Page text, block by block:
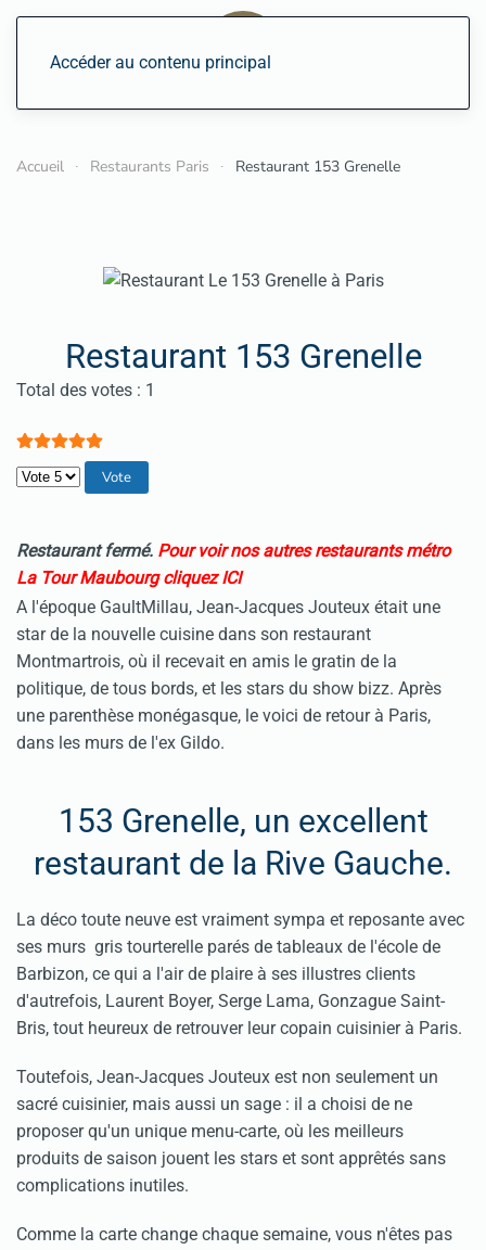
Accéder au contenu principal
Accueil Restaurants Paris Restaurant 153 Grenelle
Restaurant 153 Grenelle
Vote utilisateur:5/
Total des votes : 1
Veuillez voter
Restaurant fermé. Pour voir nos autres restaurants métro
La Tour Maubourg cliquez ICI
A l'époque GaultMillau, Jean-Jacques Jouteux était une
star de la nouvelle cuisine dans son restaurant
Montmartrois, où il recevait en amis le gratin de la
politique, de tous bords, et les stars du show bizz. Après
une parenthèse monégasque, le voici de retour à Paris,
dans les murs de l'ex Gildo.
153 Grenelle, un excellent
restaurant de la Rive Gauche.
La déco toute neuve est vraiment sympa et reposante avec
ses murs gris tourterelle parés de tableaux de l'école de
Barbizon, ce qui a l'air de plaire à ses illustres clients
d'autrefois, Laurent Boyer, Serge Lama, Gonzague Saint-
Bris, tout heureux de retrouver leur copain cuisinier à Paris.
Toutefois, Jean-Jacques Jouteux est non seulement un
sacré cuisinier, mais aussi un sage : il a choisi de ne
proposer qu'un unique menu-carte, où les meilleurs
produits de saison jouent les stars et sont apprêtés sans
complications inutiles.
Comme la carte change chaque semaine, vous n'êtes pas